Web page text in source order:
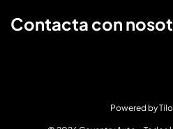
Contacta con
Powered by